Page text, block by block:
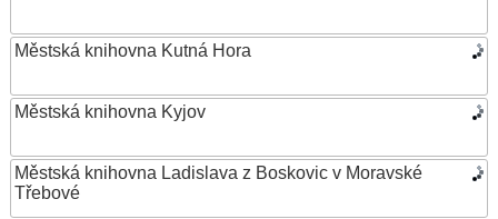
Městská knihovna Kutná Hora
Městská knihovna Kyjov
Městská knihovna Ladislava z Boskovic v Moravské
Třebové